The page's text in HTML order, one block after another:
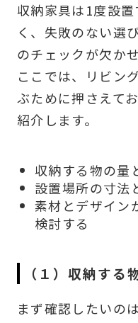
収納家具は1度設
く、失敗のない選
のチェックが欠か
ここでは、リビン
ぶために押さえて
紹介します。
収納する物の量
設置場所の寸法
素材とデザイン
検討する
（１）収納する
まず確認したいの